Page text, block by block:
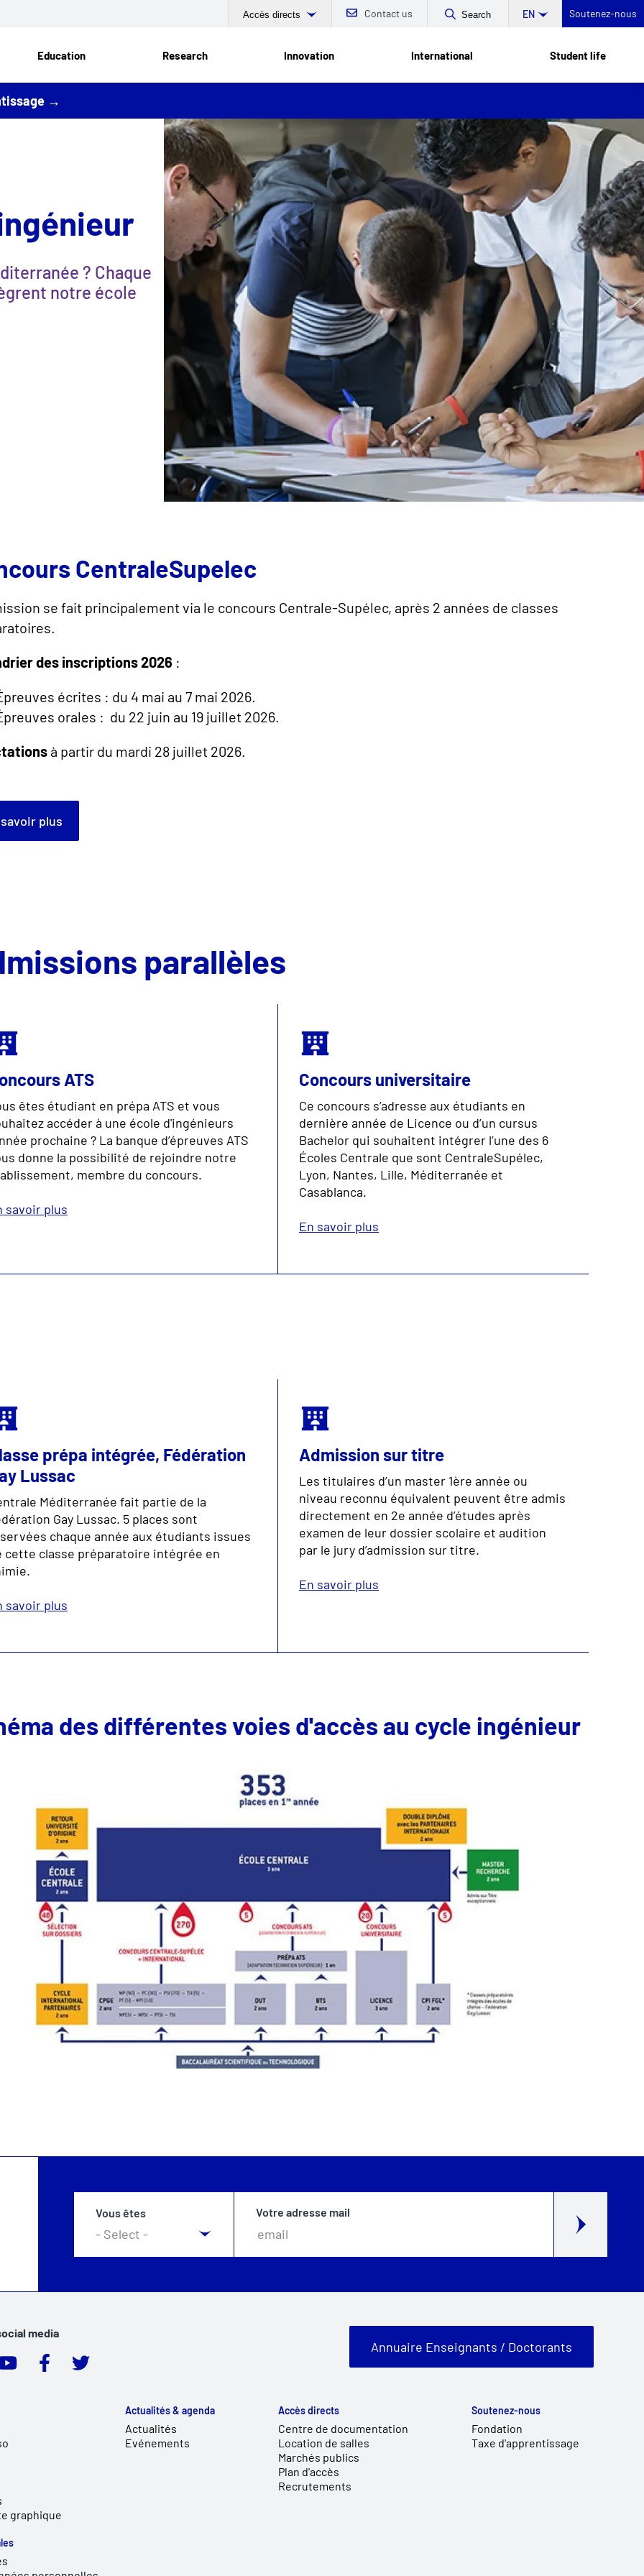
Accès directs Contact us Search EN Soutenez-nous
Education Research Innovation International Student life
→
? Chaque
notre école
CentraleSupelec
se fait principalement via le concours Centrale-Supélec, après 2 années de classes
des inscriptions 2026 :
écrites : du 4 mai au 7 mai 2026.
orales : du 22 juin au 19 juillet 2026.
à partir du mardi 28 juillet 2026.
savoir plus
parallèles
ATS
êtes étudiant en prépa ATS et vous
accéder à une école d'ingénieurs
prochaine ? La banque d’épreuves ATS
donne la possibilité de rejoindre notre
membre du concours.
savoir plus
Concours universitaire
Ce concours s’adresse aux étudiants en
dernière année de Licence ou d’un cursus
Bachelor qui souhaitent intégrer l’une des 6
Écoles Centrale que sont CentraleSupélec,
Lyon, Nantes, Lille, Méditerranée et
Casablanca.
En savoir plus
prépa intégrée, Fédération
Lussac
Méditerranée fait partie de la
Gay Lussac. 5 places sont
chaque année aux étudiants issues
cette classe préparatoire intégrée en
savoir plus
Admission sur titre
Les titulaires d’un master 1ère année ou
niveau reconnu équivalent peuvent être admis
directement en 2e année d’études après
examen de leur dossier scolaire et audition
par le jury d’admission sur titre.
En savoir plus
des différentes voies d'accès au cycle ingénieur
Vous êtes Votre adresse mail
media
Annuaire Enseignants / Doctorants
graphique
Actualités & agenda
Actualités
Evénements
Accès directs
Centre de documentation
Location de salles
Marchés publics
Plan d'accès
Recrutements
Soutenez-nous
Fondation
Taxe d'apprentissage